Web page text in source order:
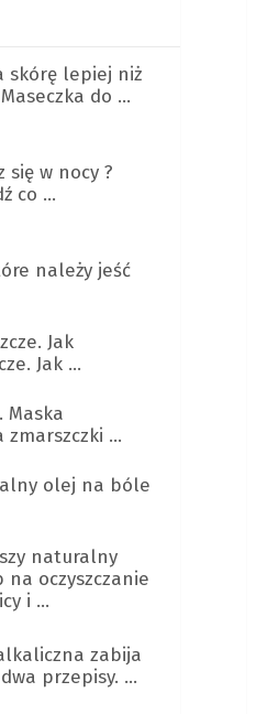
skórę lepiej niż
do …
się w nocy ?
co …
należy jeść
Jak
Jak …
Maska
zmarszczki …
olej na bóle
naturalny
na oczyszczanie
i …
zabija
przepisy. …